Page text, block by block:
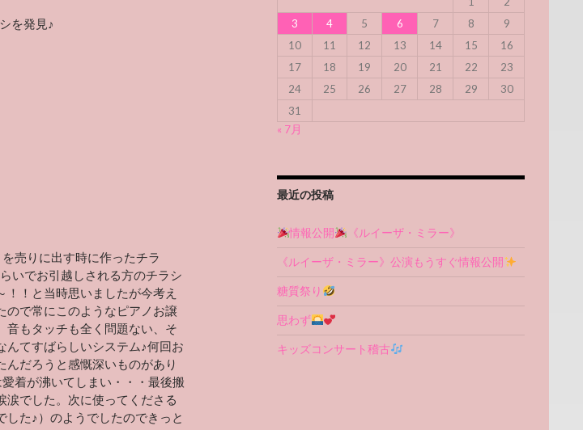
を発見♪
売りに出す時に作ったチラ
いでお引越しされる方のチラシ
！と当時思いましたが今考え
ので常にこのようなピアノお譲
音もタッチも全く問題ない、そ
んてすばらしいシステム♪何回お
んだろうと感慨深いものがあり
着が沸いてしまい・・・最後搬
涙でした。次に使ってくださる
た♪）のようでしたのできっと
3
4 5 6 7 8
9
10
11 12 13 14 15
16
17
18 19 20 21 22
23
24
25 26 27 28 29
30
31
« 7月
最近の投稿
情報公開 《ルイーザ・ミラー》
《ルイーザ・ミラー》公演もうすぐ情報公開
糖質祭り
思わず
キッズコンサート稽古